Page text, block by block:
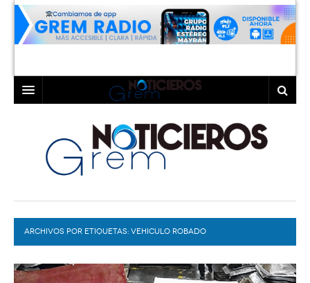
LAGUNA
TORREÓN
GÓMEZ PALACIO
LERDO
COAHUILA
DURANGO
DEPORTES
ARCHIVOS POR ETIQUETAS: VEHICULO ROBADO